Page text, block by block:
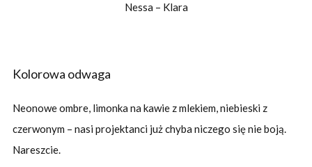
Nessa – Klara
Kolorowa odwaga
Neonowe ombre, limonka na kawie z mlekiem, niebieski z
czerwonym – nasi projektanci już chyba niczego się nie boją.
Nareszcie.